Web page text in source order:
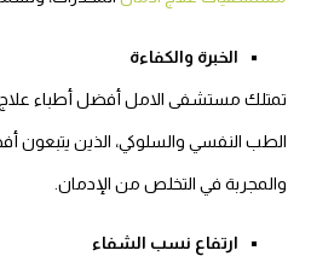
الخبرة والكفاءة
تمتلك مستشفى الامل أفضل أطباء
الطب النفسي والسلوكي، الذين يتبعون
والمجربة في التخلص من الإدمان.
ارتفاع نسب الشفاء